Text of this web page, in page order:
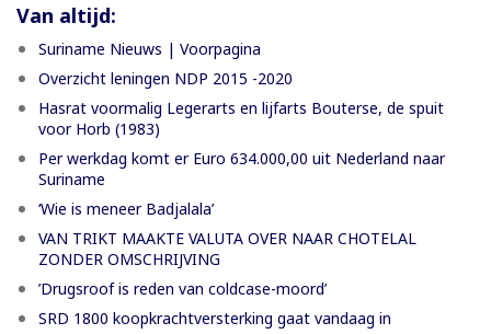
Van altijd:
Suriname Nieuws | Voorpagina
Overzicht leningen NDP 2015 -2020
Hasrat voormalig Legerarts en lijfarts Bouterse, de spuit
voor Horb (1983)
Per werkdag komt er Euro 634.000,00 uit Nederland naar
Suriname
‘Wie is meneer Badjalala’
VAN TRIKT MAAKTE VALUTA OVER NAAR CHOTELAL
ZONDER OMSCHRIJVING
’Drugsroof is reden van coldcase-moord’
SRD 1800 koopkrachtversterking gaat vandaag in